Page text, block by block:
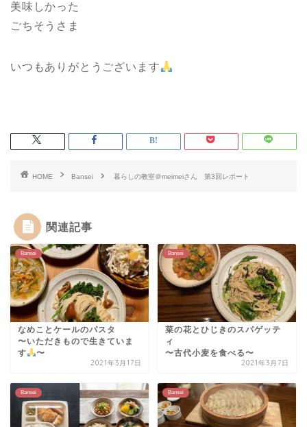
美味しかった
ごちそうさま
いつもありがとうございます
HOME Bansei 暮らしの教室＠meimeiさん 第3回レポート
関連記事
Bansei
なめことケールのパスタ
〜いただきもので生きていま
す
〜
2021年3月17日
Bansei
菜の花とひじきのスパゲッテ
ィ
〜古代小麦を食べる〜
2021年3月7日
Bansei Bansei